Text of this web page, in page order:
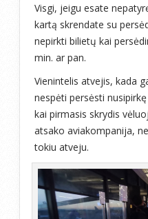
Visgi, jeigu esate
kartą skrendate su
nepirkti bilietų kai
min. ar pan.
Vienintelis atvejis, kada
nespėti persėsti
kai pirmasis skrydis
atsako aviakompanija,
tokiu atveju.